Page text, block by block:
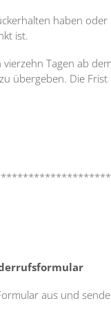
haben
ist.
Tagen ab
übergeben. Die
aus und